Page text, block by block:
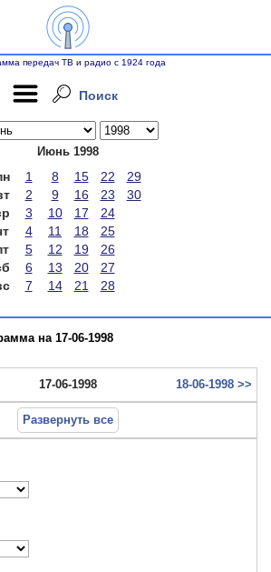
передач ТВ и радио с 1924 года
Поиск
Июнь 1998
1 8 15 22
29
2 9 16 23
30
3 10 17
24
4 11 18
25
5 12 19
26
6 13 20
27
7 14 21 28
на 17-06-1998
17-06-1998 18-06-1998 >>
Развернуть все